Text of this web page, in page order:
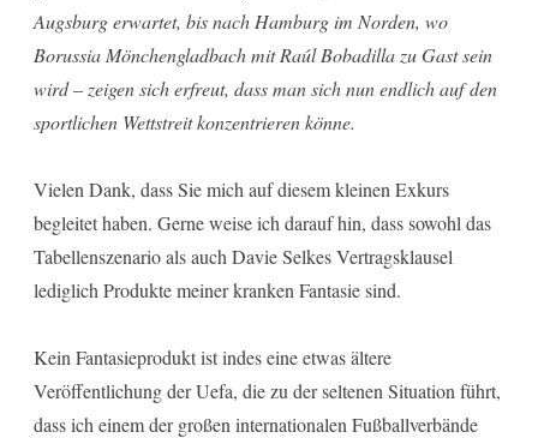
Augsburg erwartet, bis nach Hamburg im Norden, wo
Borussia Mönchengladbach mit Raúl Bobadilla zu Gast sein
wird – zeigen sich erfreut, dass man sich nun endlich auf den
sportlichen Wettstreit konzentrieren könne.
Vielen Dank, dass Sie mich auf diesem kleinen Exkurs
begleitet haben. Gerne weise ich darauf hin, dass sowohl das
Tabellenszenario als auch Davie Selkes Vertragsklausel
lediglich Produkte meiner kranken Fantasie sind.
Kein Fantasieprodukt ist indes eine etwas ältere
Veröffentlichung der Uefa, die zu der seltenen Situation führt,
dass ich einem der großen internationalen Fußballverbände